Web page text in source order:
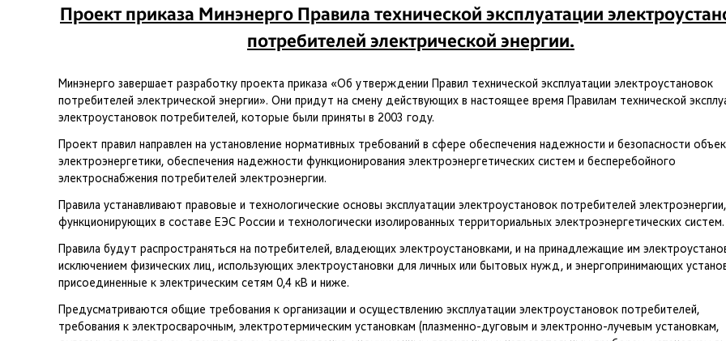
Проект приказа Минэнерго Правила технической эксплуатации
потребителей электрической энергии.
Минэнерго завершает разработку проекта приказа «Об утверждении Правил технической эксплуатации электроустановок
потребителей электрической энергии». Они придут на смену действующих в настоящее время Правилам технической
электроустановок потребителей, которые были приняты в 2003 году.
Проект правил направлен на установление нормативных требований в сфере обеспечения надежности и безопасности
электроэнергетики, обеспечения надежности функционирования электроэнергетических систем и бесперебойного
электроснабжения потребителей электроэнергии.
Правила устанавливают правовые и технологические основы эксплуатации электроустановок потребителей электроэнергии,
функционирующих в составе ЕЭС России и технологически изолированных территориальных электроэнергетических систем.
Правила будут распространяться на потребителей, владеющих электроустановками, и на принадлежащие им
исключением физических лиц, использующих электроустановки для личных или бытовых нужд, и энергопринимающих
присоединенные к электрическим сетям 0,4 кВ и ниже.
Предусматриваются общие требования к организации и осуществлению эксплуатации электроустановок потребителей,
требования к электросварочным, электротермическим установкам (плазменно-дуговым и электронно-лучевым установкам,